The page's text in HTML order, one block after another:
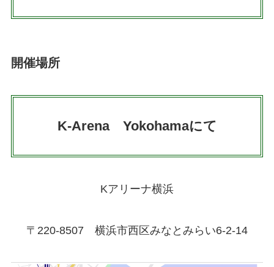
開催場所
K-Arena Yokohamaにて
Kアリーナ横浜
〒220-8507 横浜市西区みなとみらい6-2-14